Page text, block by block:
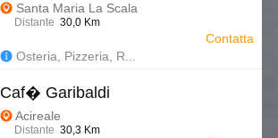
Santa Maria La Scala
Distante 30,0 Km
Osteria, Pizzeria, R...
Contatta
Caf� Garibaldi
Acireale
Distante 30,3 Km